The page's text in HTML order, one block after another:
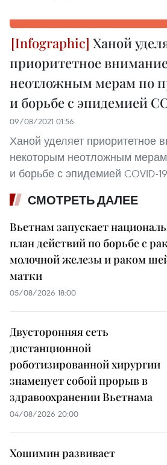
Ханой
приоритетное
неотложным мерам по
и борьбе с эпидемией
09/08/2021 01:56
Ханой уделяет приоритетное
некоторым неотложным
и борьбе с эпидемией COVID-19
СМОТРЕТЬ ДАЛЕЕ
Вьетнам запускает
план действий по борьбе с
молочной железы и раком
матки
05/08/2026 18:00
Двусторонняя сеть
дистанционной
роботизированной хирургии
знаменует собой прорыв в
здравоохранении Вьетнама
04/08/2026 20:00
Хошимин развивает